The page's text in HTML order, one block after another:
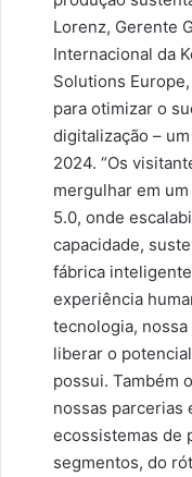
Lorenz, Gerente
Internacional da
Solutions
para otimizar o
digitalização –
2024. “Os
mergulhar em
5.0, onde
capacidade,
fábrica
experiência
tecnologia,
liberar o
possui. Também
nossas parcerias
ecossistemas de
segmentos, do